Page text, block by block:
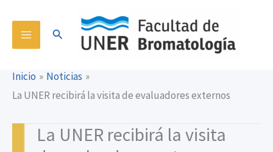
contenido
Buscar
Inicio
Noticias
La UNER recibirá la visita de evaluadores externos
La UNER recibirá la visita